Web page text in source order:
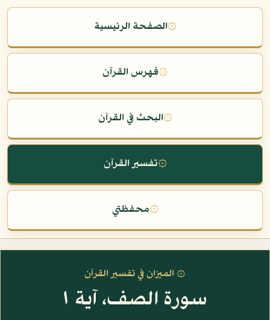
۞الصفحة الرئيسية
۞فهرس القرآن
۞البحث في القرآن
۞تفسير القرآن
۞محفظتي
۞ الميزان في تفسير القرآن
سورة الصف، آية ١